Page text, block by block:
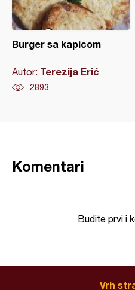
Burger sa kapicom
Autor: Terezija Erić
2893
Komentari
Budite prvi i
Vrh